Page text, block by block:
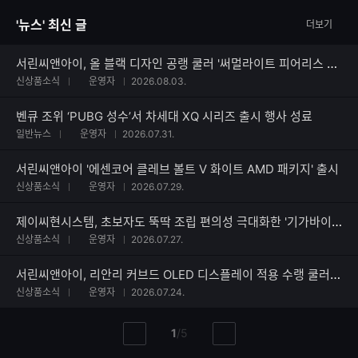
수
'뉴스' 최신 글 더보기
서린씨앤아이, 올 블랙 디자인 공랭 쿨러 '써멀라이트 피어리스 어쌔신 120 SE V3 블랙' 출시
신상품소식 운영자 2026.08.03.
벤큐 조위 ‘PUBG 성수’서 차세대 XQ 시리즈 출시 행사 성료
일반뉴스 운영자 2026.07.31.
서린씨앤아이 '에센코어 클레브 볼트 V 화이트 AMD 패키지' 출시
신상품소식 운영자 2026.07.29.
제이씨현시스템, 초보자도 뚝딱 조립 편의성 극대화한 '기가바이트 EAGLE 360' 쿨러 출시
신상품소식 운영자 2026.07.27.
서린씨앤아이, 리안리 커브드 OLED 디스플레이 적용 수랭 쿨러 하이드로시프트 II 시리즈 출시
신상품소식 운영자 2026.07.24.
현
1/총
5